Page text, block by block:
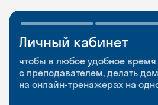
Личный кабинет
чтобы в любое удобное
с преподавателем, делать
на онлайн-тренажерах на
Мобильное
приложение
чтобы заниматься и изучать
и когда удобно
Разговорные клубы
и Talks
Групповые занятия для
и индивидуальные встречи с